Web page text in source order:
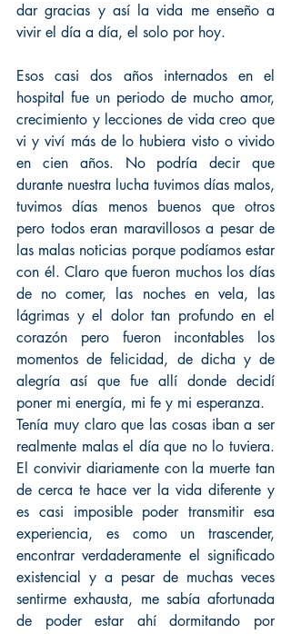
dar gracias y así la vida me enseño a
vivir el día a día, el solo por hoy.
Esos casi dos años internados en el
hospital fue un periodo de mucho amor,
crecimiento y lecciones de vida creo que
vi y viví más de lo hubiera visto o vivido
en cien años. No podría decir que
durante nuestra lucha tuvimos días malos,
tuvimos días menos buenos que otros
pero todos eran maravillosos a pesar de
las malas noticias porque podíamos estar
con él. Claro que fueron muchos los días
de no comer, las noches en vela, las
lágrimas y el dolor tan profundo en el
corazón pero fueron incontables los
momentos de felicidad, de dicha y de
alegría así que fue allí donde decidí
poner mi energía, mi fe y mi esperanza.
Tenía muy claro que las cosas iban a ser
realmente malas el día que no lo tuviera.
El convivir diariamente con la muerte tan
de cerca te hace ver la vida diferente y
es casi imposible poder transmitir esa
experiencia, es como un trascender,
encontrar verdaderamente el significado
existencial y a pesar de muchas veces
sentirme exhausta, me sabía afortunada
de poder estar ahí dormitando por